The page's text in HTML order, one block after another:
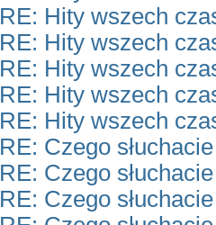
RE: Hity wszech
RE: Hity wszech
RE: Hity wszech
RE: Hity wszech
RE: Hity wszech
RE: Czego
RE: Czego
RE: Czego